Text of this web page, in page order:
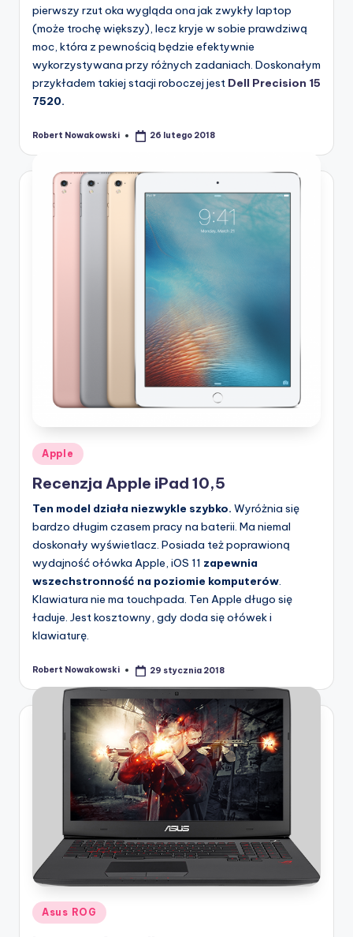
pierwszy rzut oka wygląda ona jak zwykły laptop
(może trochę większy), lecz kryje w sobie prawdziwą
moc, która z pewnością będzie efektywnie
wykorzystywana przy różnych zadaniach. Doskonałym
przykładem takiej stacji roboczej jest Dell Precision 15
7520.
Posted
Robert Nowakowski 26 lutego 2018
Posted
in
Apple
Recenzja Apple iPad 10,5
Ten model działa niezwykle szybko. Wyróżnia się
bardzo długim czasem pracy na baterii. Ma niemal
doskonały wyświetlacz. Posiada też poprawioną
wydajność ołówka Apple, iOS 11 zapewnia
wszechstronność na poziomie komputerów.
Klawiatura nie ma touchpada. Ten Apple długo się
ładuje. Jest kosztowny, gdy doda się ołówek i
klawiaturę.
Posted
Robert Nowakowski 29 stycznia 2018
Posted
Asus ROG